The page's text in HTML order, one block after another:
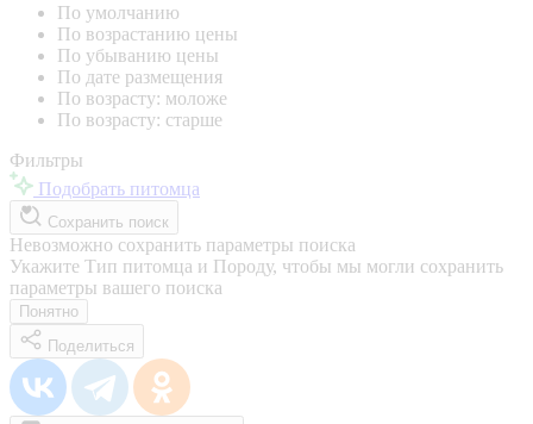
По умолчанию
По возрастанию цены
По убыванию цены
По дате размещения
По возрасту: моложе
По возрасту: старше
Фильтры
Подобрать питомца
Сохранить поиск
Невозможно сохранить параметры поиска
Укажите Тип питомца и Породу, чтобы мы могли сохранить
параметры вашего поиска
Понятно
Поделиться